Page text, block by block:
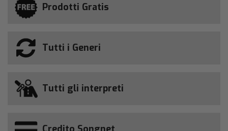
Prodotti Gratis
Tutti i Generi
Tutti gli interpreti